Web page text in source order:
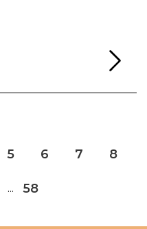
5 6 7 8
... 58